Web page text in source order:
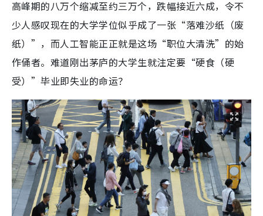
高峰期的八万个缩减至约三万个，跌幅接近六成，令不
少人感叹现在的大学学位似乎成了一张“落难沙纸（废
纸）”，而人工智能正正就是这场“职位大清洗”的始
作俑者。难道刚出茅庐的大学生就注定要“硬食（硬
受）”毕业即失业的命运？